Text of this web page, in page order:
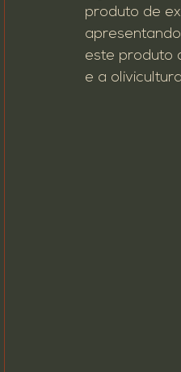
produto de
este produto
e a